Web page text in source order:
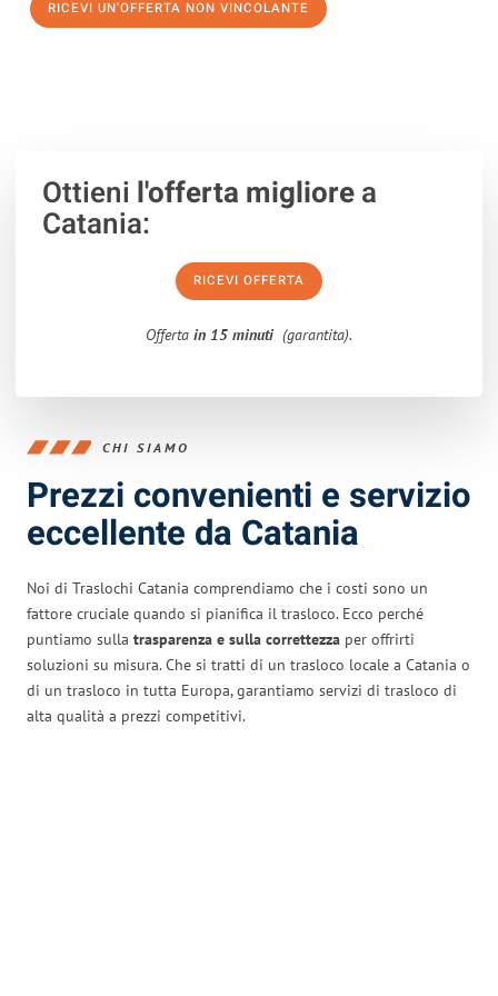
RICEVI UN'OFFERTA NON VINCOLANTE
Ottieni l'offerta migliorea
Catania:
RICEVI OFFERTA
Offerta in 15 minuti (garantita).
CHI SIAMO
Prezzi convenienti e servizio
eccellente da Catania
Noi di Traslochi Catania comprendiamo che i costi sono un
fattore cruciale quando si pianifica il trasloco. Ecco perché
puntiamo sulla trasparenza e sulla correttezza per offrirti
soluzioni su misura. Che si tratti di un trasloco locale a Catania o
di un trasloco in tutta Europa, garantiamo servizi di trasloco di
alta qualità a prezzi competitivi.